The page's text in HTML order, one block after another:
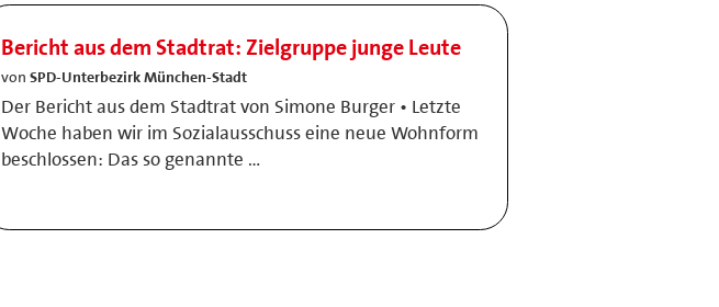
Bericht aus dem Stadtrat: Zielgruppe junge Leute
von SPD-Unterbezirk München-Stadt
Der Bericht aus dem Stadtrat von Simone Burger • Letzte
Woche haben wir im Sozialausschuss eine neue Wohnform
beschlossen: Das so genannte …